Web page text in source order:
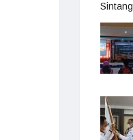
Sintang